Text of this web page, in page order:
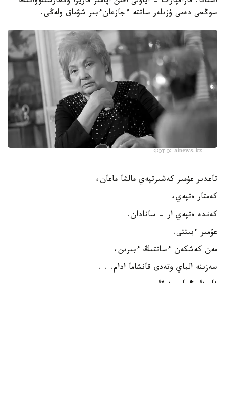
سوڭعى دەمى ۇزىلەر ساتتە ءجازعانءبىر شۋماق ولەڭى.
Фото: ainews.kz
تاعدىر عۇمىر كەشىرتپەي مالشا ماعان،
كەمتار ەتپەي،
كەندە ەتپەي ار - سانادان.
عۇمىر ءبىتتى.
مەن كەشكەن ءساتتىڭ ءبىرىن،
سەزىنە الماي وتەدى قانشاما ادام. . .
فاريزا وڭعارسىنوۆا